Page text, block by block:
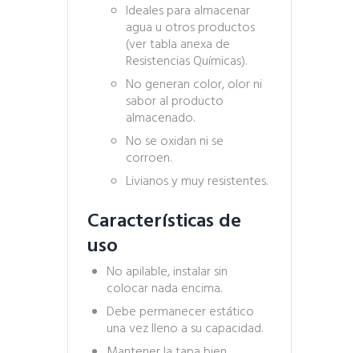
Ideales para almacenar
agua u otros productos
(ver tabla anexa de
Resistencias Químicas).
No generan color, olor ni
sabor al producto
almacenado.
No se oxidan ni se
corroen.
Livianos y muy resistentes.
Características de
uso
No apilable, instalar sin
colocar nada encima.
Debe permanecer estático
una vez lleno a su capacidad.